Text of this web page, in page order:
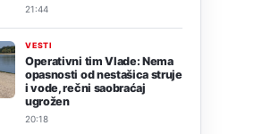
21:44
VESTI
Operativni tim Vlade: Nema
opasnosti od nestašica struje
i vode, rečni saobraćaj
ugrožen
20:18